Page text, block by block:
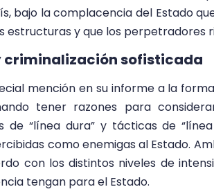
bajo la complacencia del Estado
estructuras y que los perpetradores
criminalización sofisticada
mención en su informe a la
tener razones para
de “línea dura” y tácticas de
como enemigas al Estado.
con los distintos niveles de
tengan para el Estado.